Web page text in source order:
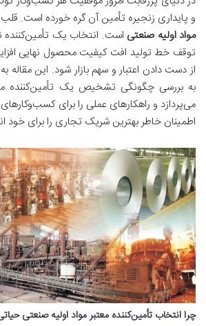
و پایداری زنجیره تأمین آن گره خورده است.
مواد اولیه صنعتی است. انتخاب یک تأمین‌کننده
توقف خط تولید افت کیفیت محصول نهایی
از دست دادن اعتبار و سهم بازار شود. این مقاله
به بررسی چگونگی تشخیص یک تأمین‌کننده
می‌پردازد و راهکارهای عملی را برای کسب‌وکارهای
اطمینان خاطر بهترین شریک تجاری را برای خود
چرا انتخاب تأمین‌کننده معتبر مواد اولیه صنعتی